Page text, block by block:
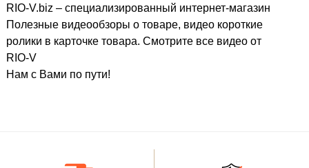
RIO-V.biz – специализированный интернет-магазин
Полезные видеообзоры о товаре, видео короткие
ролики в карточке товара. Смотрите все видео от
RIO-V
Нам с Вами по пути!